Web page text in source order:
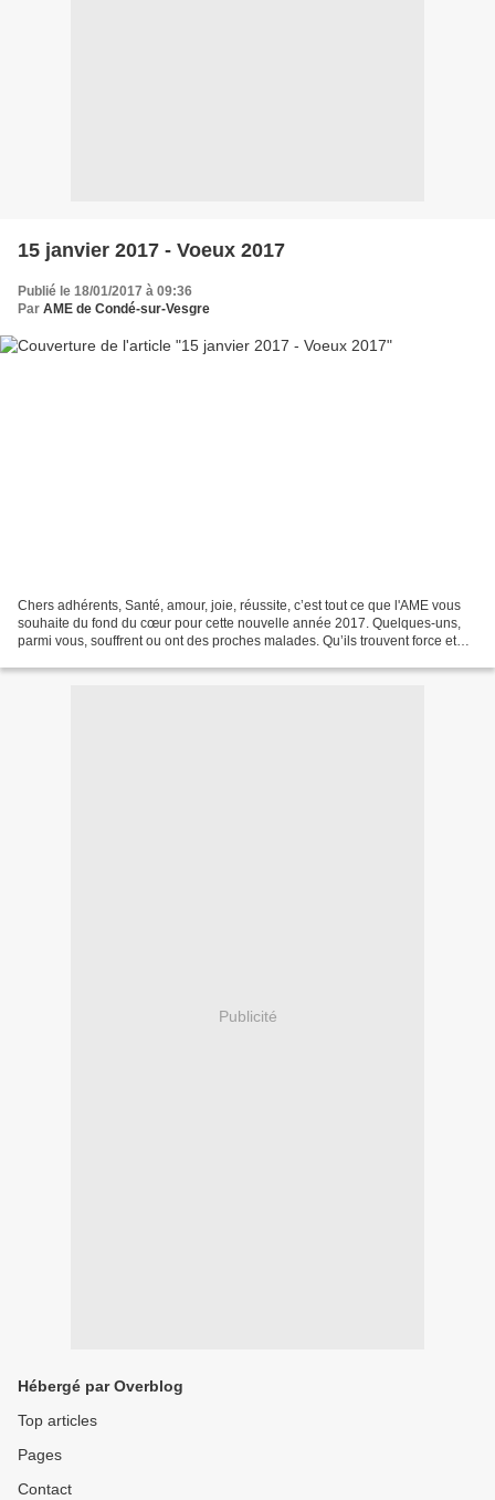
15 janvier 2017 - Voeux 2017
Publié le 18/01/2017 à 09:36
Par AME de Condé-sur-Vesgre
Chers adhérents, Santé, amour, joie, réussite, c’est tout ce que l'AME vous
souhaite du fond du cœur pour cette nouvelle année 2017. Quelques-uns,
parmi vous, souffrent ou ont des proches malades. Qu’ils trouvent force et
Publicité
Hébergé par Overblog
Top articles
Pages
Contact